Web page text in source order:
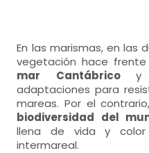
En las marismas, en las
vegetación hace
mar Cantábrico y
adaptaciones para
mareas. Por el
biodiversidad del
llena de vida y
intermareal.